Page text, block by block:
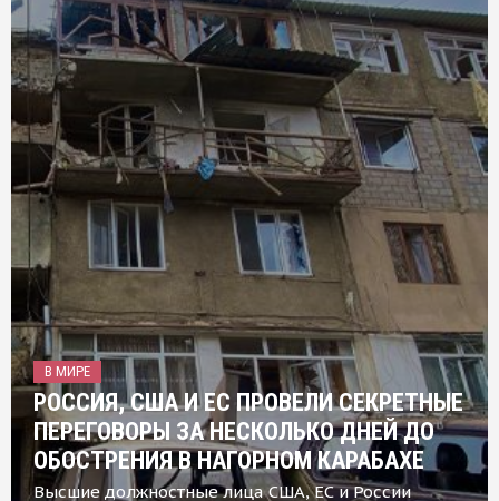
В МИРЕ
РОССИЯ, США И ЕС ПРОВЕЛИ СЕКРЕТНЫЕ
ПЕРЕГОВОРЫ ЗА НЕСКОЛЬКО ДНЕЙ ДО
ОБОСТРЕНИЯ В НАГОРНОМ КАРАБАХЕ
Высшие должностные лица США, ЕС и России